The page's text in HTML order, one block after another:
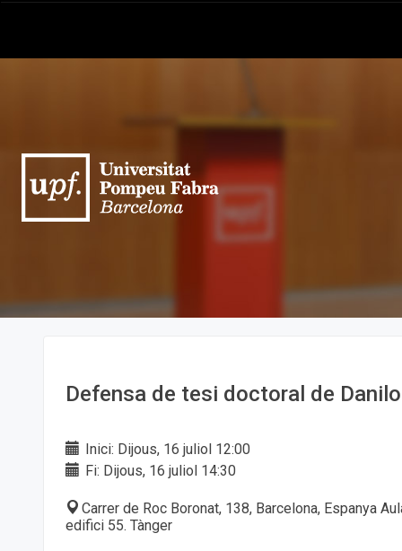
Defensa de tesi doctoral de
Inici: Dijous, 16 juliol 12:00
Fi: Dijous, 16 juliol 14:30
Carrer de Roc Boronat, 138, Barcelona, Espanya
edifici 55. Tànger